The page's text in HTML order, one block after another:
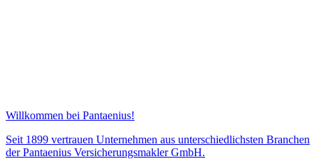
Willkommen bei Pantaenius!
Seit 1899 vertrauen Unternehmen aus unterschiedlichsten Branchen
der Pantaenius Versicherungsmakler GmbH.